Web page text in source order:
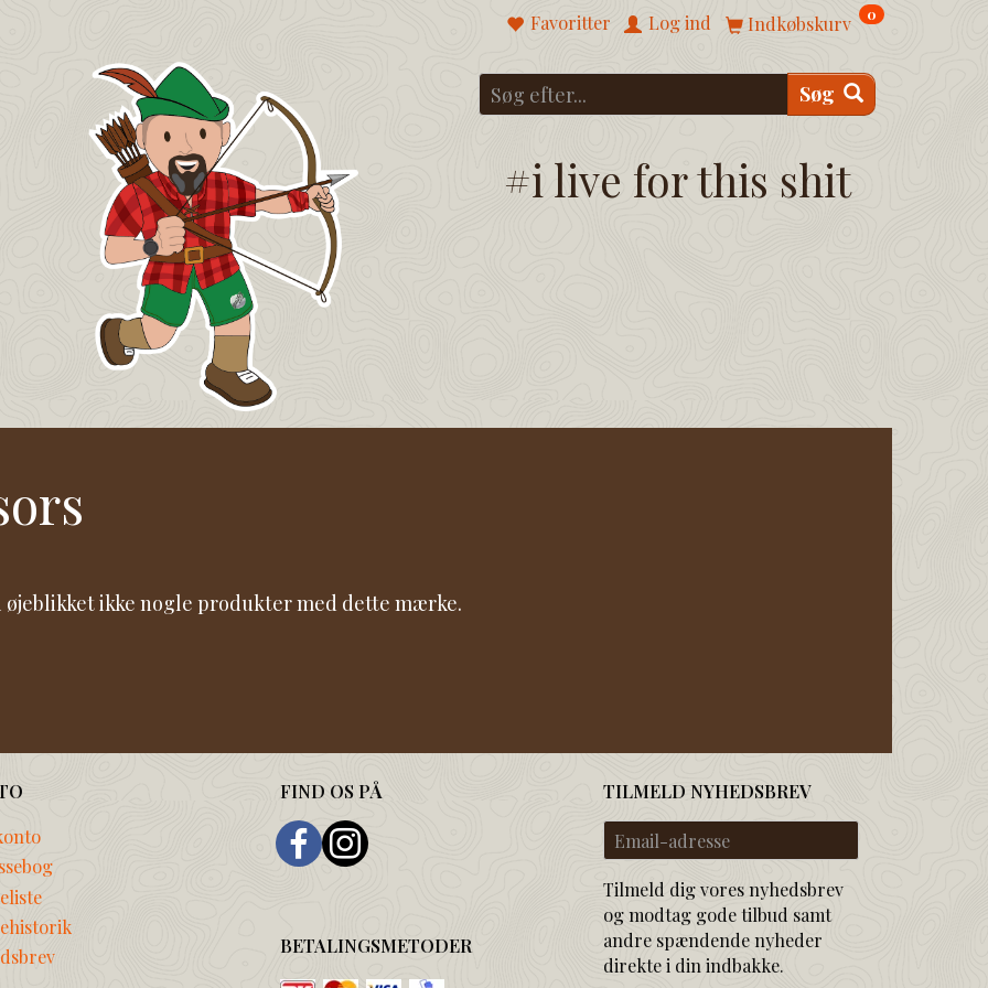
Indkøbskurv 0
Favoritter Log ind
Søg
#i live for this shit
øjeblikket ikke nogle produkter med dette mærke.
FIND OS PÅ
BETALINGSMETODER
TILMELD NYHEDSBREV
Email-
adresse
Tilmeld dig vores nyhedsbrev
og modtag gode tilbud samt
andre spændende nyheder
direkte i din indbakke.